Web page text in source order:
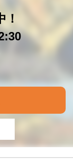
！